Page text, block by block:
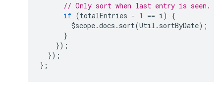
// Only sort when last entry is seen.
if (totalEntries - 1 == i )
{
$scope.docs . sort(Util . sortByDate);
}
});
});
};